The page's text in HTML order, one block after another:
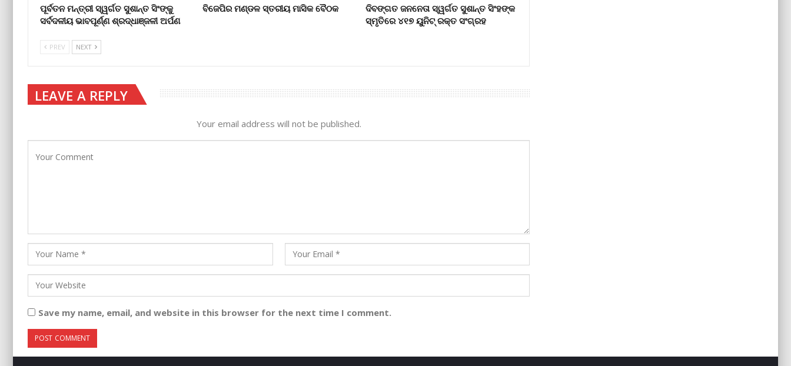
ପୂର୍ବତନ ମନ୍ତ୍ରୀ ସ୍ୱର୍ଗତ ସୁଶାନ୍ତ ସିଂଙ୍କୁ
ସର୍ବଦଳୀୟ ଭାବପୂର୍ଣ୍ଣ ଶ୍ରଦ୍ଧାଞ୍ଜଳୀ ଅର୍ପଣ
ବିଜେପିର ମଣ୍ଡଳ ସ୍ତରୀୟ ମାସିକ ବୈଠକ
ଦିବଙ୍ଗତ ଜନନେତା ସ୍ୱର୍ଗତ ସୁଶାନ୍ତ ସିଂହଙ୍କ
ସ୍ମୃତିରେ ୪୧୭ ୟୁନିଟ୍ ରକ୍ତ ସଂଗ୍ରହ
PREV NEXT
LEAVE A REPLY
Your email address will not be published.
Save my name, email, and website in this browser for the next time I comment.